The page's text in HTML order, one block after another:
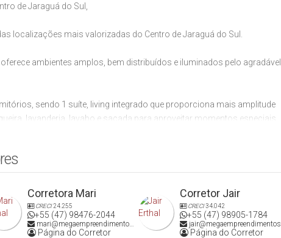
de Jaraguá do Sul,
localizações mais valorizadas do Centro de Jaraguá do Sul.
ambientes amplos, bem distribuídos e iluminados pelo agradável
sendo 1 suíte, living integrado que proporciona mais amplitude
lavanderia, lavabo e sacada para aproveitar momentos especiais
individuais, garantindo mais comodidade no dia a dia.
com hall de entrada mobiliado e decorado, elevador, espaço de
conforto e lazer para toda a família.
qualidade de vida, localização diferenciada e um imóvel pronto para
Corretora Mari
CRECI24.255
+55 (47) 98476-2044
mari@megaempreendimentos.com
Página do Corretor
Corretor Jair
CRECI34.042
+55 (47) 98905-1784
jair@megaempreendimentos.com
Página do Corretor